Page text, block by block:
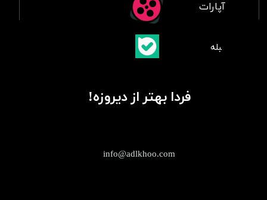
info@adlkhoo.com
فردا بهتر از دیروزه!
آپارات
​بلبله​​​​​​​بله